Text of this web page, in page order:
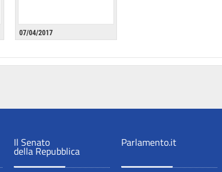
07/04/2017
Il Senato
della Repubblica
Parlamento.it